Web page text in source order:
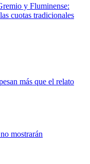
y Fluminense:
cuotas tradicionales
más que el relato
mostrarán